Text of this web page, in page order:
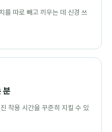
를 따로 빼고 끼우는 데 신경 쓰
분
착용 시간을 꾸준히 지킬 수 있